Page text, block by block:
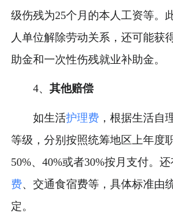
级伤残为25个月的本人工资等。
人单位解除劳动关系，还可能获
助金和一次性伤残就业补助金。
4、 其他赔偿
如生活护理费 ，根据生活自
等级，分别按照统筹地区上年度
50%、40%或者30%按月支付。还
费、交通食宿费等，具体标准由
定。